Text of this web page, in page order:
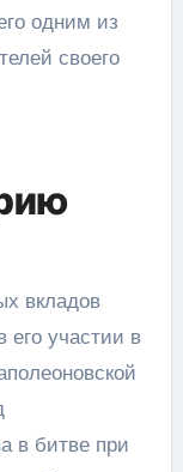
одним из
своего
вкладов
его участии в
в битве при